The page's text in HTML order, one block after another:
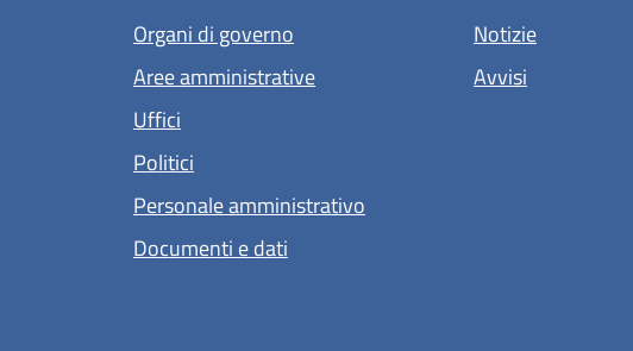
Organi di governo
Aree amministrative
Uffici
Politici
Personale amministrativo
Documenti e dati
Notizie
Avvisi